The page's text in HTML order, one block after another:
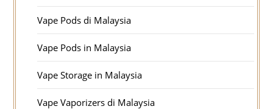
Vape Pods di Malaysia
Vape Pods in Malaysia
Vape Storage in Malaysia
Vape Vaporizers di Malaysia